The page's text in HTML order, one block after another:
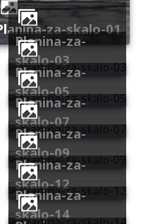
planina-za-skalo-01
planina-za-
skalo-03
planina-za-
skalo-05
planina-za-
skalo-07
planina-za-
skalo-09
planina-za-
skalo-12
planina-za-
skalo-14